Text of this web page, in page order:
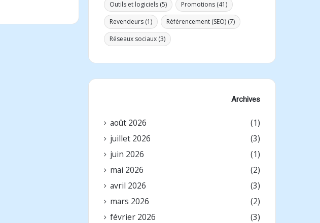
Outils et logiciels (5) Promotions (41)
Revendeurs (1) Référencement (SEO) (7)
Réseaux sociaux (3)
Archives
août 2026
(1)
juillet 2026
(3)
juin 2026
(1)
mai 2026
(2)
avril 2026
(3)
mars 2026
(2)
février 2026
(3)